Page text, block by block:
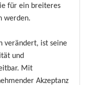
für ein breiteres
werden.
verändert, ist seine
und
Mit
Akzeptanz